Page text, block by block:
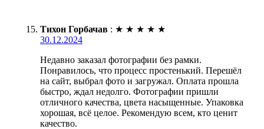
Тихон Горбачав : ★ ★ ★ ★ ★
30.12.2024
Недавно заказал фотографии без рамки.
Понравилось, что процесс простенький. Перешёл
на сайт, выбрал фото и загружал. Оплата прошла
быстро, ждал недолго. Фотографии пришли
отличного качества, цвета насыщенные. Упаковка
хорошая, всё целое. Рекомендую всем, кто ценит
качество.